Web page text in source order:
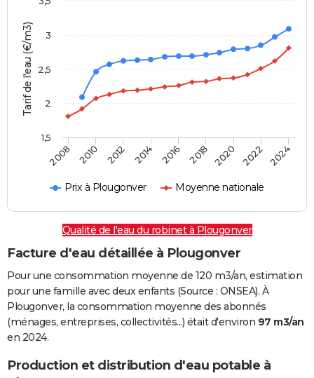
Tarif de l'eau (€/m3)
Prix à Plougonver Moyenne nationale
2008 2010 2012 2014 2016 2018 2020 2022 2024
1,5
2
2,5
3
Qualité de l'eau du robinet à Plougonver
Facture d'eau détaillée à Plougonver
Pour une consommation moyenne de 120 m3/an, estimation
pour une famille avec deux enfants (Source : ONSEA). À
Plougonver, la consommation moyenne des abonnés
(ménages, entreprises, collectivités...) était d'environ 97 m3/an
en 2024.
Production et distribution d'eau potable à